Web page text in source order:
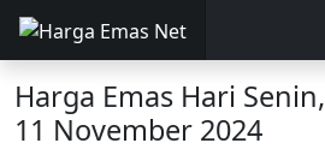
Harga Emas Hari Senin,
11 November 2024